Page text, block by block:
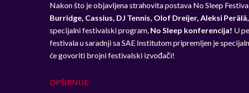
Nakon što je objavljena strahovita postava No Sleep
Burridge, Cassius, DJ Tennis, Olof Dreijer, Aleksi
specijalni festivalski program, No Sleep konferencija! U
festivala u saradnji sa SAE Institutom pripremljen je
će govoriti brojni festivalski izvođači!
OPŠIRNIJE